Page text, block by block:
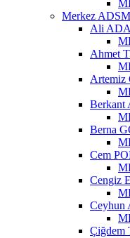
Merkez
Ali
Ahmet
Berkant
Berna
Cem
Cengiz
Çiğdem